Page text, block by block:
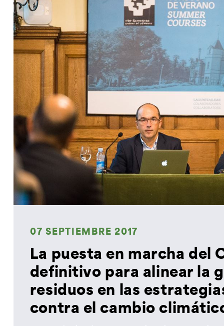
07 SEPTIEMBRE 2017
La puesta en marcha del
definitivo para alinear la
residuos en las
contra el cambio